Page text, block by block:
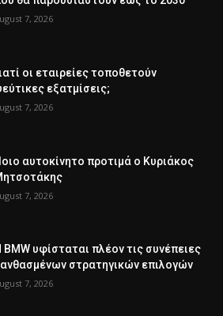
7, 2026
οι εταιρείες τοποθετούν
εξατμίσεις;
7, 2026
αυτοκίνητο προτιμά ο Κυριάκος
7, 2026
BMW υφίσταται πλέον τις συνέπειες
στρατηγικών επιλογών
7, 2026